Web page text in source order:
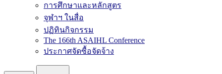
การศึกษาและหลักสูตร
จุฬาฯ ในสื่อ
ปฏิทินกิจกรรม
The 166th ASAIHL Conference
ประกาศจัดซื้อจัดจ้าง